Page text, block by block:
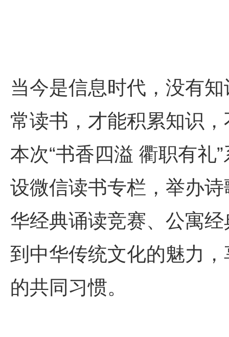
当今是信息时代，没有
常读书，才能积累知识
本次“书香四溢 衢职有礼
设微信读书专栏，举办
华经典诵读竞赛、公寓
到中华传统文化的魅力
的共同习惯。